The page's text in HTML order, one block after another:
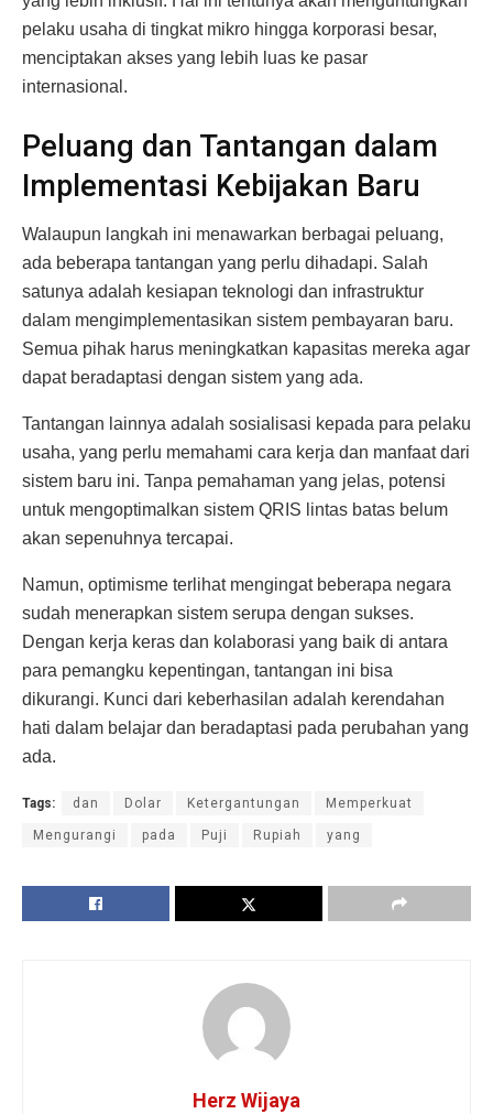
pelaku usaha di tingkat mikro hingga korporasi besar,
menciptakan akses yang lebih luas ke pasar
internasional.
Peluang dan Tantangan dalam
Implementasi Kebijakan Baru
Walaupun langkah ini menawarkan berbagai peluang,
ada beberapa tantangan yang perlu dihadapi. Salah
satunya adalah kesiapan teknologi dan infrastruktur
dalam mengimplementasikan sistem pembayaran baru.
Semua pihak harus meningkatkan kapasitas mereka agar
dapat beradaptasi dengan sistem yang ada.
Tantangan lainnya adalah sosialisasi kepada para pelaku
usaha, yang perlu memahami cara kerja dan manfaat dari
sistem baru ini. Tanpa pemahaman yang jelas, potensi
untuk mengoptimalkan sistem QRIS lintas batas belum
akan sepenuhnya tercapai.
Namun, optimisme terlihat mengingat beberapa negara
sudah menerapkan sistem serupa dengan sukses.
Dengan kerja keras dan kolaborasi yang baik di antara
para pemangku kepentingan, tantangan ini bisa
dikurangi. Kunci dari keberhasilan adalah kerendahan
hati dalam belajar dan beradaptasi pada perubahan yang
ada.
Tags: dan Dolar Ketergantungan Memperkuat
Mengurangi pada Puji Rupiah yang
Herz Wijaya